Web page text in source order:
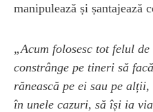
manipulează și șantajează
„Acum folosesc tot felul
constrânge pe tineri să
rănească pe ei sau pe
în unele cazuri, să își ia